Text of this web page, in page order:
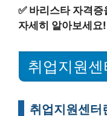
✅ 바리스타 자격
자세히 알아보세요!
취업지원
취업지원센터